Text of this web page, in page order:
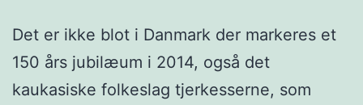
Det er ikke blot i Danmark der markeres et
150 års jubilæum i 2014, også det
kaukasiske folkeslag tjerkesserne, som